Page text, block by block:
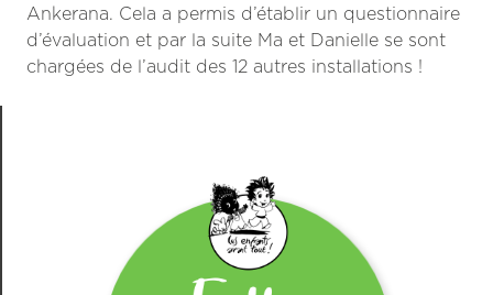
Ankerana. Cela a permis d’établir un questionnaire
d’évaluation et par la suite Ma et Danielle se sont
chargées de l’audit des 12 autres installations !